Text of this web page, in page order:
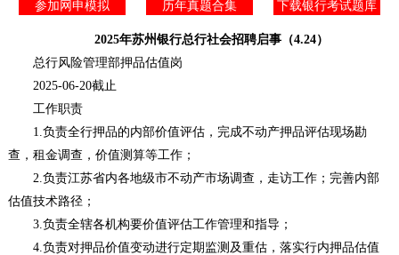
参加网申模拟
历年真题合集 下载银行考试题库
2025年苏州银行总行社会招聘启事（4.24）
总行风险管理部押品估值岗
2025-06-20截止
工作职责
1.负责全行押品的内部价值评估，完成不动产押品评估现场勘
查，租金调查，价值测算等工作；
2.负责江苏省内各地级市不动产市场调查，走访工作；完善内部
估值技术路径；
3.负责全辖各机构要价值评估工作管理和指导；
4.负责对押品价值变动进行定期监测及重估，落实行内押品估值